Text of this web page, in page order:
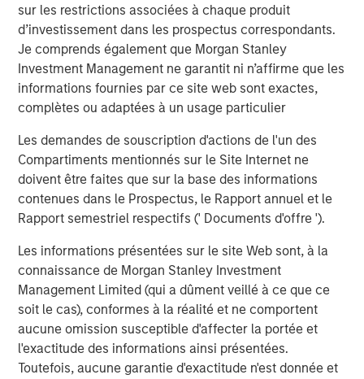
sur les restrictions associées à chaque produit
d’investissement dans les prospectus correspondants.
Je comprends également que Morgan Stanley
Investment Management ne garantit ni n’affirme que les
informations fournies par ce site web sont exactes,
complètes ou adaptées à un usage particulier
Les demandes de souscription d'actions de l'un des
Compartiments mentionnés sur le Site Internet ne
doivent être faites que sur la base des informations
contenues dans le Prospectus, le Rapport annuel et le
Rapport semestriel respectifs (' Documents d'offre ').
Les informations présentées sur le site Web sont, à la
connaissance de Morgan Stanley Investment
Management Limited (qui a dûment veillé à ce que ce
soit le cas), conformes à la réalité et ne comportent
aucune omission susceptible d'affecter la portée et
l'exactitude des informations ainsi présentées.
Toutefois, aucune garantie d'exactitude n'est donnée et
en décembre 2025. Les spread des MBS d’agences se
sont sensiblement resserrés, la courbe des taux s'étant
pentifiée et les valorisations restant attractives par
rapport à d’autres segments obligataires de base. La
demande des gérants d’actifs est restée soutenue et la
participation des banques commence à se stabiliser,
bilan. Les émissions d’ABS, de MBS résidentiels hors
agences et de MBS commerciaux ont été stables,1
couronnant une solide année au niveau de l’offre et
renforçant le rôle du secteur en tant qu’alternative de
portage élevé et de duration plus courte au sein des
portefeuilles obligataires.
Performance des actifs depuis le début de
GRAPHIQUE 1